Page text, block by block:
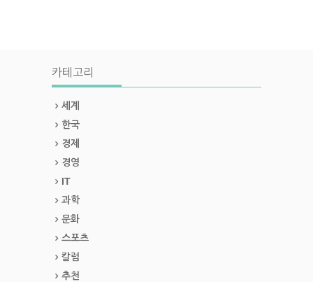
카테고리
세계
한국
경제
경영
IT
과학
문화
스포츠
칼럼
추천